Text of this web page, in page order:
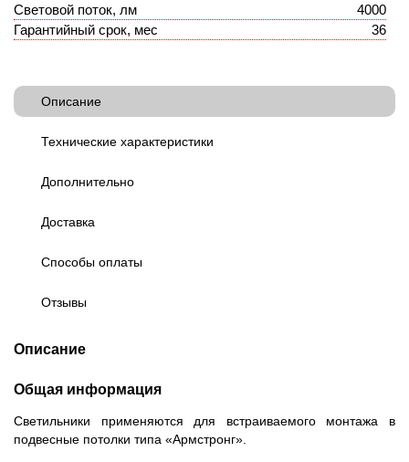
Световой поток, лм
4000
Гарантийный срок, мес
36
Описание
Технические характеристики
Дополнительно
Доставка
Способы оплаты
Отзывы
Описание
Общая информация
Светильники применяются для встраиваемого монтажа в
подвесные потолки типа «Армстронг».